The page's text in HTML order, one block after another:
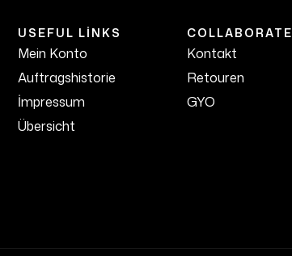
USEFUL LINKS
Mein Konto
Auftragshistorie
İmpressum
Übersicht
COLLABORATE
Kontakt
Retouren
GYO